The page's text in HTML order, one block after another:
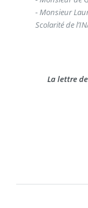
- Monsieur Laurent
Scolarité de
La lettre